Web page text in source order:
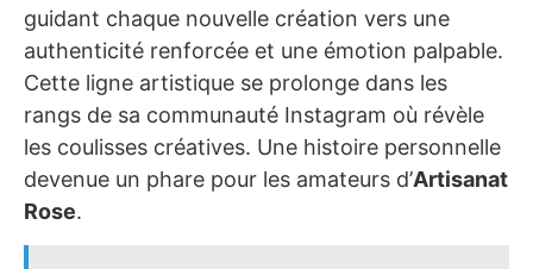
guidant chaque nouvelle création vers une
authenticité renforcée et une émotion palpable.
Cette ligne artistique se prolonge dans les
rangs de sa communauté Instagram où révèle
les coulisses créatives. Une histoire personnelle
devenue un phare pour les amateurs d’Artisanat
Rose.